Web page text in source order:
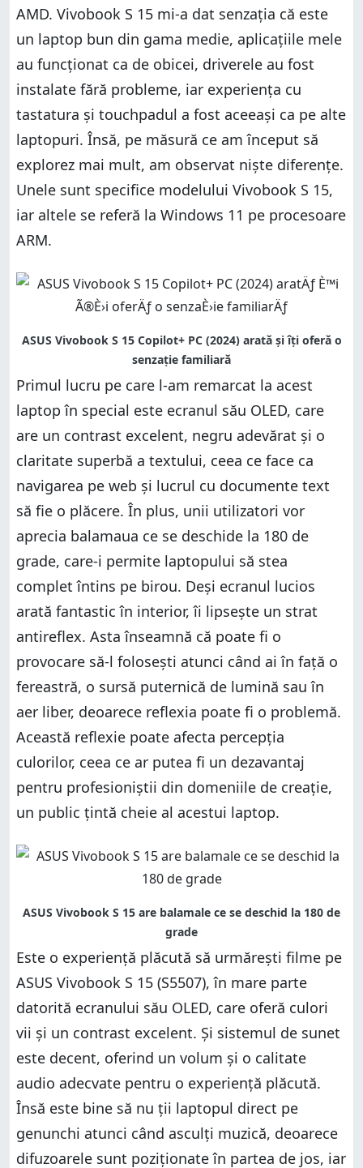
AMD. Vivobook S 15 mi-a dat senzația că este
un laptop bun din gama medie, aplicațiile mele
au funcționat ca de obicei, driverele au fost
instalate fără probleme, iar experiența cu
tastatura și touchpadul a fost aceeași ca pe alte
laptopuri. Însă, pe măsură ce am început să
explorez mai mult, am observat niște diferențe.
Unele sunt specifice modelului Vivobook S 15,
iar altele se referă la Windows 11 pe procesoare
ARM.
Primul lucru pe care l-am remarcat la acest
laptop în special este ecranul său OLED, care
are un contrast excelent, negru adevărat și o
claritate superbă a textului, ceea ce face ca
navigarea pe web și lucrul cu documente text
să fie o plăcere. În plus, unii utilizatori vor
aprecia balamaua ce se deschide la 180 de
grade, care-i permite laptopului să stea
complet întins pe birou. Deși ecranul lucios
arată fantastic în interior, îi lipsește un strat
antireflex. Asta înseamnă că poate fi o
provocare să-l folosești atunci când ai în față o
fereastră, o sursă puternică de lumină sau în
aer liber, deoarece reflexia poate fi o problemă.
Această reflexie poate afecta percepția
culorilor, ceea ce ar putea fi un dezavantaj
pentru profesioniștii din domeniile de creație,
un public țintă cheie al acestui laptop.
Este o experiență plăcută să urmărești filme pe
ASUS Vivobook S 15 (S5507), în mare parte
datorită ecranului său OLED, care oferă culori
vii și un contrast excelent. Și sistemul de sunet
este decent, oferind un volum și o calitate
audio adecvate pentru o experiență plăcută.
Însă este bine să nu ții laptopul direct pe
genunchi atunci când asculți muzică, deoarece
difuzoarele sunt poziționate în partea de jos, iar